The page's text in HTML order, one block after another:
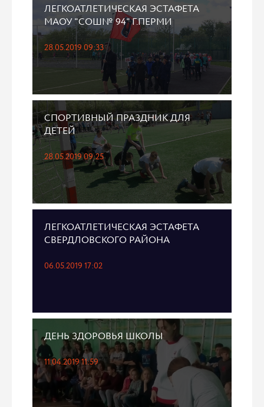
ЛЕГКОАТЛЕТИЧЕСКАЯ ЭСТАФЕТА
МАОУ "СОШ№ 94" Г.ПЕРМИ
28.05.2019 09:33
СПОРТИВНЫЙ ПРАЗДНИК ДЛЯ
ДЕТЕЙ
28.05.2019 09:25
ЛЕГКОАТЛЕТИЧЕСКАЯ ЭСТАФЕТА
СВЕРДЛОВСКОГО РАЙОНА
06.05.2019 17:02
ДЕНЬ ЗДОРОВЬЯ ШКОЛЫ
11.04.2019 11:59